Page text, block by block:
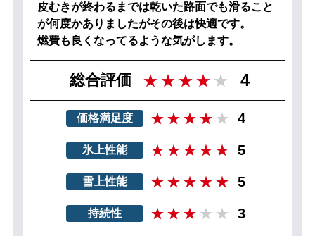
皮むきが終わるまでは乾いた路面でも滑ること
が何度かありましたがその後は快適です。
燃費も良くなってるような気がします。
総合評価 4
価格満足度 4
氷上性能 5
雪上性能 5
持続性 3